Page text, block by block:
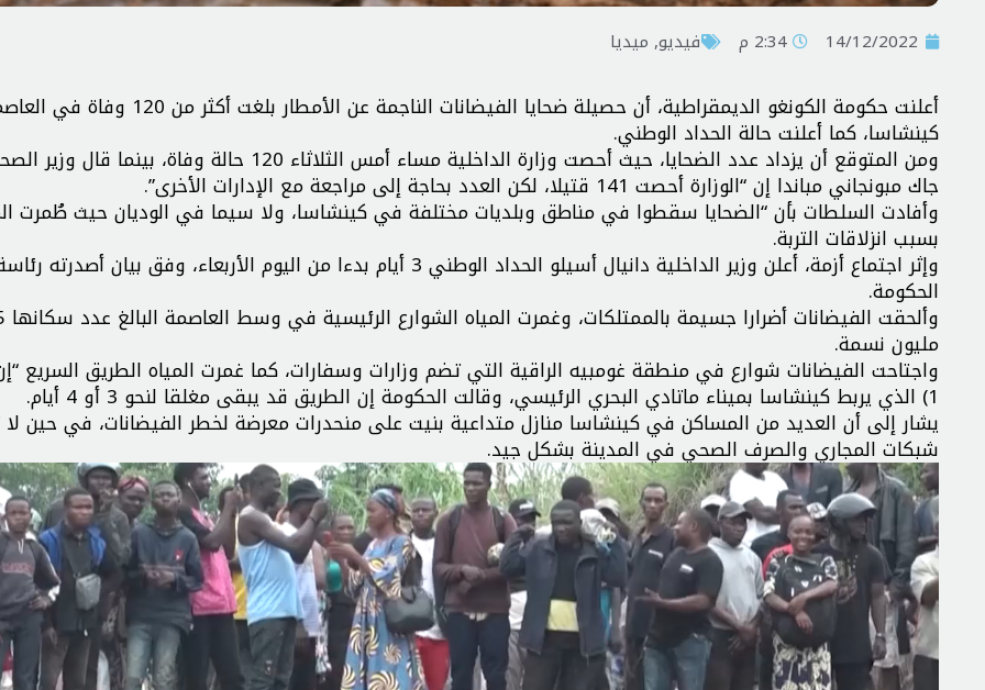
14/12/2022 2:34 م فیدیو, ميديا
أعلنت حكومة الكونغو الديمقراطية، أن حصيلة ضحايا الفيضانات الناجمة عن الأمطار بلغت أكثر من
كينشاسا، كما أعلنت حالة الحداد الوطني.
ومن المتوقع أن يزداد عدد الضحايا، حيث أحصت وزارة الداخلية مساء أمس الثلاثاء 120 حالة وفاة،
جاك مبونجاني مباندا إن “الوزارة أحصت 141 قتيلا، لكن العدد بحاجة إلى مراجعة مع الإدارات الأخرى”.
وأفادت السلطات بأن “الضحايا سقطوا في مناطق وبلديات مختلفة في كينشاسا، ولا سيما في الوديان حيث طُمرت
بسبب انزلاقات التربة.
وإثر اجتماع أزمة، أعلن وزير الداخلية دانيال أسيلو الحداد الوطني 3 أيام بدءا من اليوم الأربعاء، وفق بيان أصدرته
الحكومة.
وألحقت
مليون نسمة.
1) الذي يربط كينشاسا بميناء ماتادي البحري الرئيسي، وقالت الحكومة إن الطريق قد يبقى مغلقا لنحو 3 أو 4 أيام.
يشار إلى أن العديد من المساكن في كينشاسا منازل متداعية بنيت على منحدرات معرضة لخطر الفيضانات، في حين
شبكات المجاري والصرف الصحي في المدينة بشكل جيد.
مشغل
الفيديو